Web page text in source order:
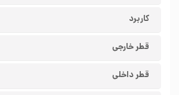
کاربرد
قطر خارجی
قطر داخلی